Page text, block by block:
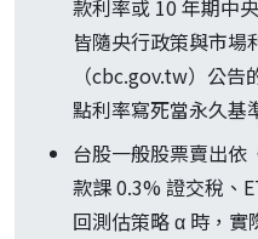
款利率或 10 年期中
皆隨央行政策與市場
（cbc.gov.tw）公
點利率寫死當永久基
台股一般股票賣出
款課 0.3% 證交稅、
回測估策略 α 時，